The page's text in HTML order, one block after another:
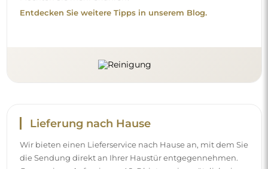
auswählen und bezahlen, trägt der Kurier die Sendung
Anleitungen